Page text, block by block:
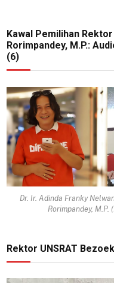
Kawal Pemilihan
Rorimpandey, M.P.:
(6)
Dr. Ir. Adinda Franky
Rorimpandey, M.P.
Rektor UNSRAT